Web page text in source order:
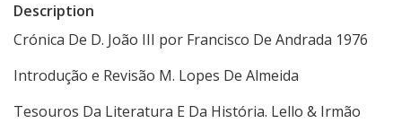
Description
Crónica De D. João III por Francisco De Andrada 1976
Introdução e Revisão M. Lopes De Almeida
Tesouros Da Literatura E Da História. Lello & Irmão